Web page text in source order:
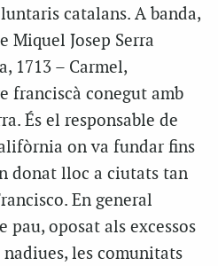
catalans. A banda,
Miquel Josep Serra
1713 – Carmel,
franciscà conegut amb
És el responsable de
on va fundar fins
donat lloc a ciutats tan
En general
oposat als excessos
les comunitats